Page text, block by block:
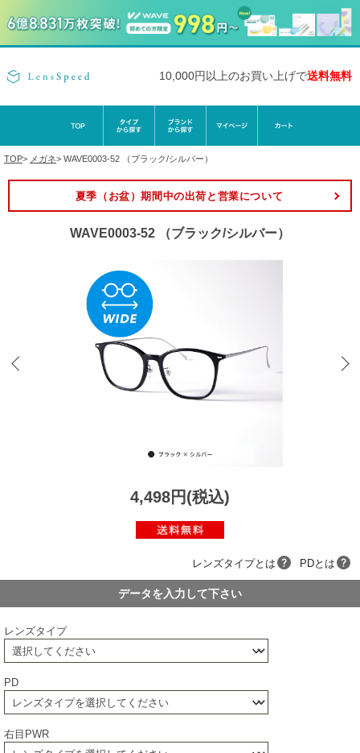
10,000円以上のお買い上げで送料無料
TOP> メガネ> WAVE0003-52 （ブラック/シルバー）
夏季（お盆）期間中の出荷と営業について
WAVE0003-52 （ブラック/シルバー）
4,498円(税込)
レンズタイプとは PDとは
データを入力して下さい
レンズタイプ
PD
右目PWR